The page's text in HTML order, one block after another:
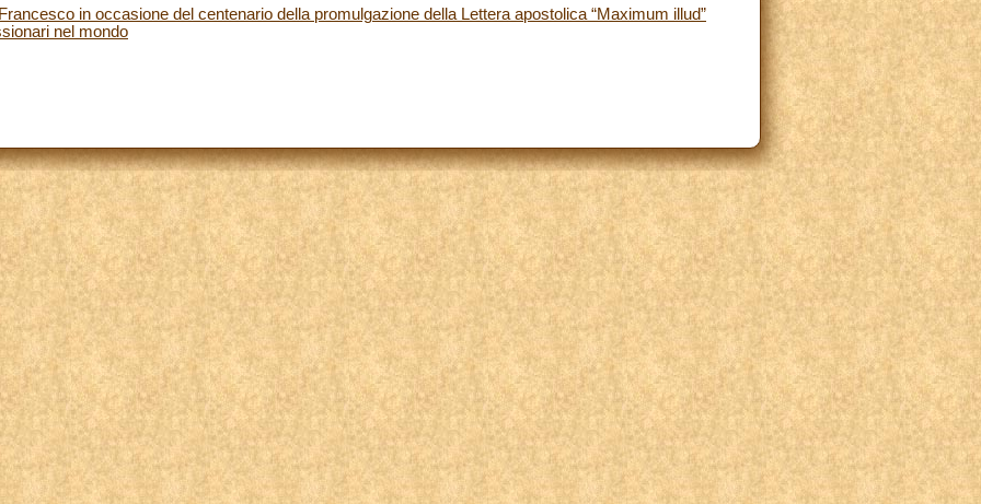
in occasione del centenario della promulgazione della Lettera apostolica “Maximum illud”
nel mondo